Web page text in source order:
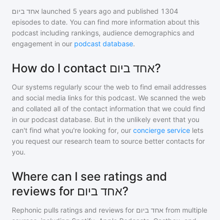
אחד ביום launched 5 years ago and published 1304
episodes to date. You can find more information about this
podcast including rankings, audience demographics and
engagement in our podcast database.
How do I contact אחד ביום?
Our systems regularly scour the web to find email addresses
and social media links for this podcast. We scanned the web
and collated all of the contact information that we could find
in our podcast database. But in the unlikely event that you
can't find what you're looking for, our concierge service lets
you request our research team to source better contacts for
you.
Where can I see ratings and
reviews for אחד ביום?
Rephonic pulls ratings and reviews for אחד ביום from multiple